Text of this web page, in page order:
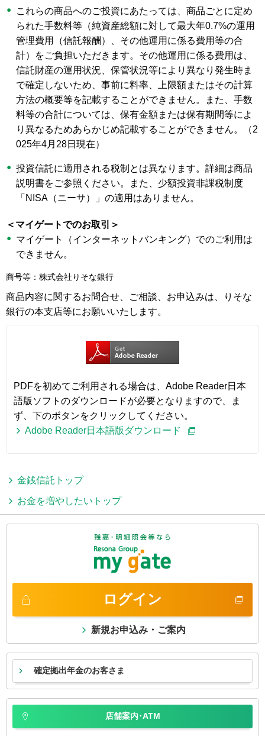
これらの商品へのご投資にあたっては、商品ごとに定め
られた手数料等（純資産総額に対して最大年0.7%の運用
管理費用（信託報酬）、その他運用に係る費用等の合
計）をご負担いただきます。その他運用に係る費用は、
信託財産の運用状況、保管状況等により異なり発生時ま
で確定しないため、事前に料率、上限額またはその計算
方法の概要等を記載することができません。また、手数
料等の合計については、保有金額または保有期間等によ
り異なるためあらかじめ記載することができません。（2
025年4月28日現在）
投資信託に適用される税制とは異なります。詳細は商品
説明書をご参照ください。また、少額投資非課税制度
「NISA（ニーサ）」の適用はありません。
＜マイゲートでのお取引＞
マイゲート（インターネットバンキング）でのご利用は
できません。
商号等：株式会社りそな銀行
商品内容に関するお問合せ、ご相談、お申込みは、りそな
銀行の本支店等にお願いいたします。
PDFを初めてご利用される場合は、Adobe Reader日本
語版ソフトのダウンロードが必要となりますので、ま
ず、下のボタンをクリックしてください。
Adobe Reader日本語版ダウンロード
金銭信託トップ
お金を増やしたいトップ
ログイン
新規お申込み・ご案内
確定拠出年金のお客さま
店舗案内･ATM